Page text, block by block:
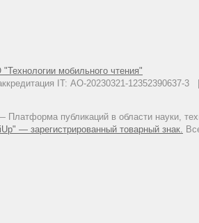
мобильного чтения"
аккредитация IT: АО-20230321-
публикаций в области науки,
— зарегистрированный товарный знак.